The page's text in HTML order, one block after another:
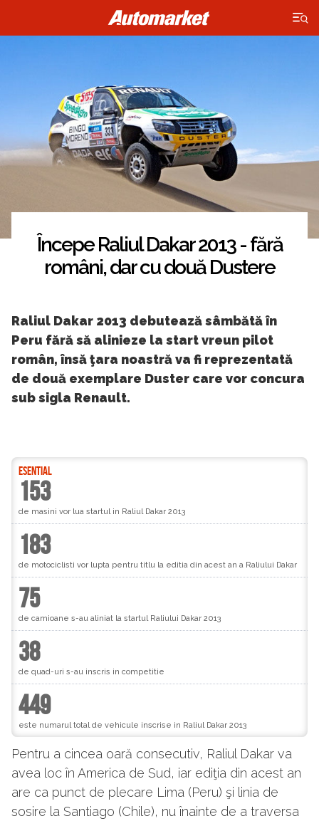
×
Începe Raliul Dakar 2013 - fără
români, dar cu două Dustere
Raliul Dakar 2013 debutează sâmbătă în
Peru fără să alinieze la start vreun pilot
român, însă ţara noastră va fi reprezentată
de două exemplare Duster care vor concura
sub sigla Renault.
ESENTIAL
153
de masini vor lua startul in Raliul Dakar 2013
183
de motociclisti vor lupta pentru titlu la editia din acest an a Raliului Dakar
75
de camioane s-au aliniat la startul Raliului Dakar 2013
38
de quad-uri s-au inscris in competitie
449
este numarul total de vehicule inscrise in Raliul Dakar 2013
Pentru a cincea oară consecutiv, Raliul Dakar va
avea loc în America de Sud, iar ediţia din acest an
are ca punct de plecare Lima (Peru) şi linia de
sosire la Santiago (Chile), nu înainte de a traversa